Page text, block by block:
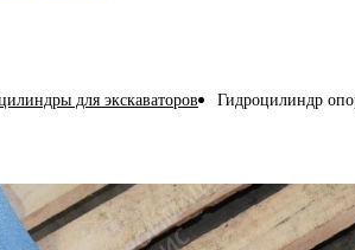
для экскаваторов Гидроцилиндр